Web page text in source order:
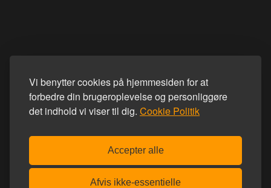
Vi benytter cookies på hjemmesiden for at
forbedre din brugeroplevelse og personliggøre
det indhold vi viser til dig. Cookie Politik
Accepter alle
Afvis ikke-essentielle